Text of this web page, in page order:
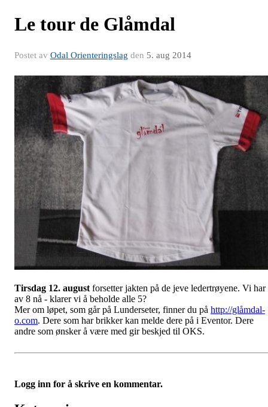
Le tour de Glåmdal
Postet av Odal Orienteringslag den 5. aug 2014
Tirsdag 12. august forsetter jakten på de jeve ledertrøyene. Vi har
av 8 nå - klarer vi å beholde alle 5?
Mer om løpet, som går på Lunderseter, finner du på http://glåmdal-
o.com. Dere som har brikker kan melde dere på i Eventor. Dere
andre som ønsker å være med gir beskjed til OKS.
Logg inn for å skrive en kommentar.